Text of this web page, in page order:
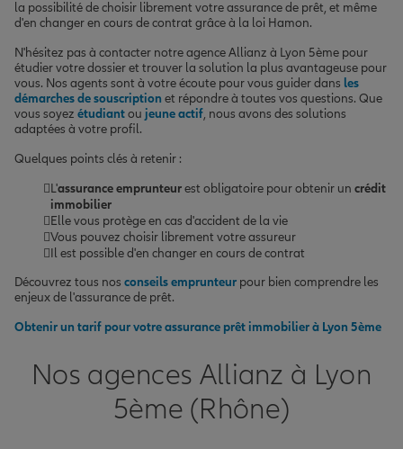
la possibilité de choisir librement votre assurance de prêt, et même
d'en changer en cours de contrat grâce à la loi Hamon.
N'hésitez pas à contacter notre agence Allianz à Lyon 5ème pour
étudier votre dossier et trouver la solution la plus avantageuse pour
vous. Nos agents sont à votre écoute pour vous guider dans les
démarches de souscription et répondre à toutes vos questions. Que
vous soyez étudiantou jeune actif, nous avons des solutions
adaptées à votre profil.
Quelques points clés à retenir :
L'assurance emprunteurest obligatoire pour obtenir un crédit
immobilier
Elle vous protège en cas d'accident de la vie
Vous pouvez choisir librement votre assureur
Il est possible d'en changer en cours de contrat
Découvrez tous nos conseils emprunteur pour bien comprendre les
enjeux de l'assurance de prêt.
Obtenir un tarif pour votre assurance prêt immobilier à Lyon 5ème
Nos agences Allianz à Lyon
5ème (Rhône)